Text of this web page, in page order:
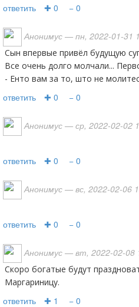
ответить ✚ 0 − 0
Анонимус — пн, 2022-01-31
Сын впервые привёл будущую супругу знакомиться с роднёй.
Все очень долго молчали...
- Енто вам за то, што не
ответить ✚ 0 − 0
Анонимус — ср, 2022-02-02
ответить ✚ 0 − 0
Анонимус — вс, 2022-02-06
ответить ✚ 0 − 0
Анонимус — вт, 2022-02-08
Скоро богатые будут праздновать Масленицу, а бедные –
Маргариницу.
ответить ✚ 1 − 0